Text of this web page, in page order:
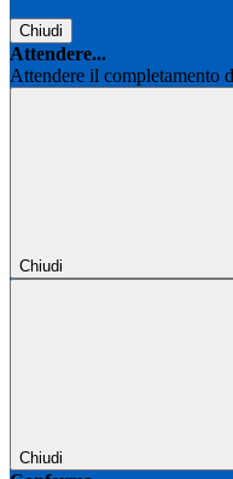
Chiudi
Attendere...
Attendere il completamento
Chiudi
Chiudi